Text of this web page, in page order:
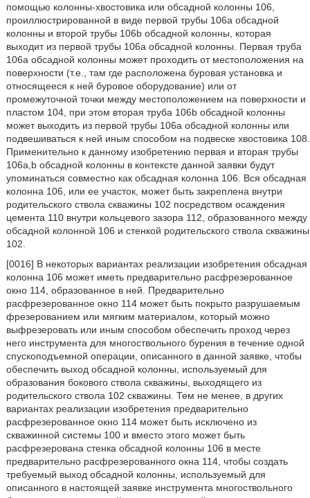
помощью колонны-хвостовика или обсадной колонны 106,
проиллюстрированной в виде первой трубы 106а обсадной
колонны и второй трубы 106b обсадной колонны, которая
выходит из первой трубы 106а обсадной колонны. Первая труба
106а обсадной колонны может проходить от местоположения на
поверхности (т.е., там где расположена буровая установка и
относящееся к ней буровое оборудование) или от
промежуточной точки между местоположением на поверхности и
пластом 104, при этом вторая труба 106b обсадной колонны
может выходить из первой трубы 106а обсадной колонны или
подвешиваться к ней иным способом на подвеске хвостовика 108.
Применительно к данному изобретению первая и вторая трубы
106а,b обсадной колонны в контексте данной заявки будут
упоминаться совместно как обсадная колонна 106. Вся обсадная
колонна 106, или ее участок, может быть закреплена внутри
родительского ствола скважины 102 посредством осаждения
цемента 110 внутри кольцевого зазора 112, образованного между
обсадной колонной 106 и стенкой родительского ствола скважины
102.
[0016] В некоторых вариантах реализации изобретения обсадная
колонна 106 может иметь предварительно расфрезерованное
окно 114, образованное в ней. Предварительно
расфрезерованное окно 114 может быть покрыто разрушаемым
фрезерованием или мягким материалом, который можно
выфрезеровать или иным способом обеспечить проход через
него инструмента для многоствольного бурения в течение одной
спускоподъемной операции, описанного в данной заявке, чтобы
обеспечить выход обсадной колонны, используемый для
образования бокового ствола скважины, выходящего из
родительского ствола 102 скважины. Тем не менее, в других
вариантах реализации изобретения предварительно
расфрезерованное окно 114 может быть исключено из
скважинной системы 100 и вместо этого может быть
расфрезерована стенка обсадной колонны 106 в месте
предварительно расфрезерованного окна 114, чтобы создать
требуемый выход обсадной колонны, используемый для
описанного в настоящей заявке инструмента многоствольного